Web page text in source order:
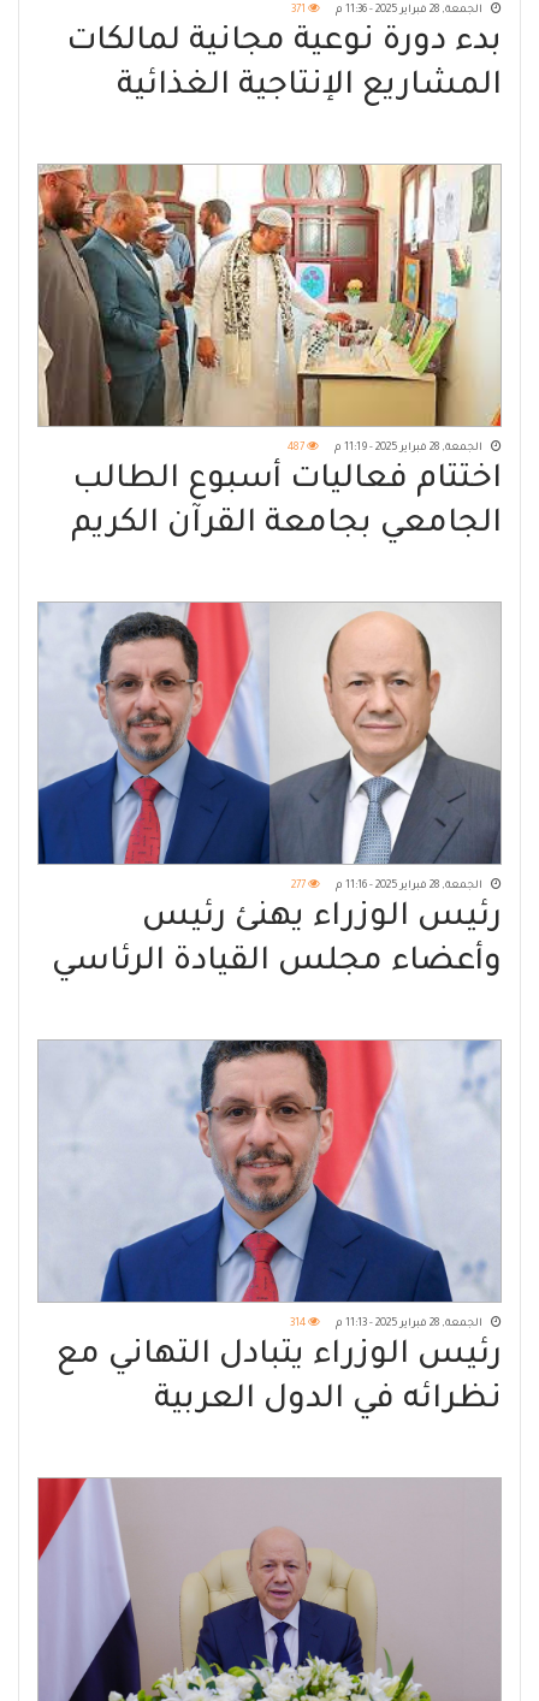
الجمعة, 28 فبراير 2025 - 11:36 م 371
بدء دورة نوعية مجانية لمالكات
المشاريع الإنتاجية الغذائية
الجمعة, 28 فبراير 2025 - 11:19 م 487
اختتام فعاليات أسبوع الطالب
الجامعي بجامعة القرآن الكريم
الجمعة, 28 فبراير 2025 - 11:16 م 277
رئيس الوزراء يهنئ رئيس
وأعضاء مجلس القيادة الرئاسي
الجمعة, 28 فبراير 2025 - 11:13 م 314
رئيس الوزراء يتبادل التهاني مع
نظرائه في الدول العربية